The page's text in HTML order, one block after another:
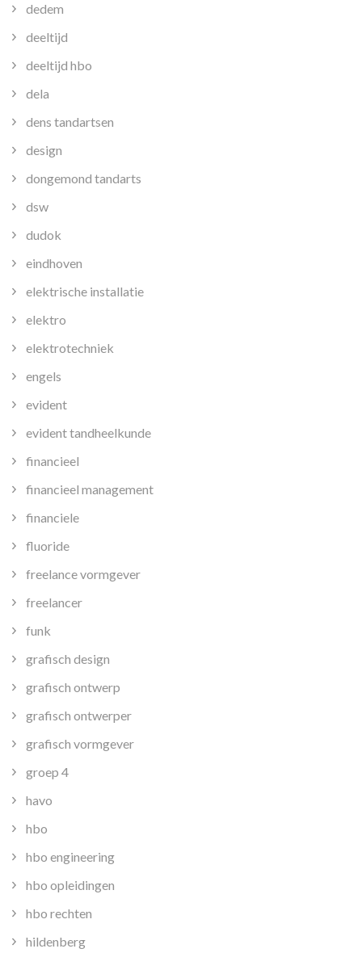
dedem
deeltijd
deeltijd hbo
dela
dens tandartsen
design
dongemond tandarts
dsw
dudok
eindhoven
elektrische installatie
elektro
elektrotechniek
engels
evident
evident tandheelkunde
financieel
financieel management
financiele
fluoride
freelance vormgever
freelancer
funk
grafisch design
grafisch ontwerp
grafisch ontwerper
grafisch vormgever
groep 4
havo
hbo
hbo engineering
hbo opleidingen
hbo rechten
hildenberg